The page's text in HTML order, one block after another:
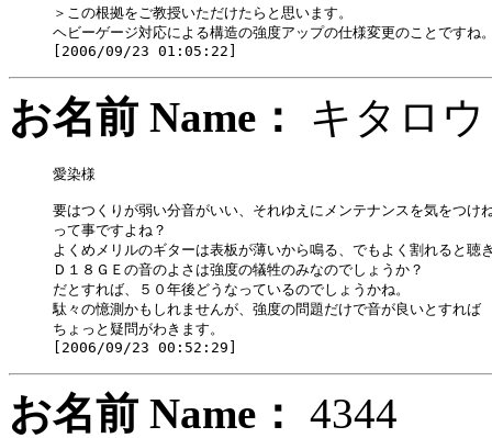
＞この根拠をご教授いただけたらと思います。
ヘビーゲージ対応による構造の強度アップの仕様変更のことですね
お名前 Name： キタ
愛染様
要はつくりが弱い分音がいい、それゆえにメンテナンスを気をつけ
って事ですよね？
よくめメリルのギターは表板が薄いから鳴る、でもよく割れると聴
Ｄ１８ＧＥの音のよさは強度の犠牲のみなのでしょうか？
だとすれば、５０年後どうなっているのでしょうかね。
駄々の憶測かもしれませんが、強度の問題だけで音が良いとすれば
ちょっと疑問がわきます。
お名前 Name：